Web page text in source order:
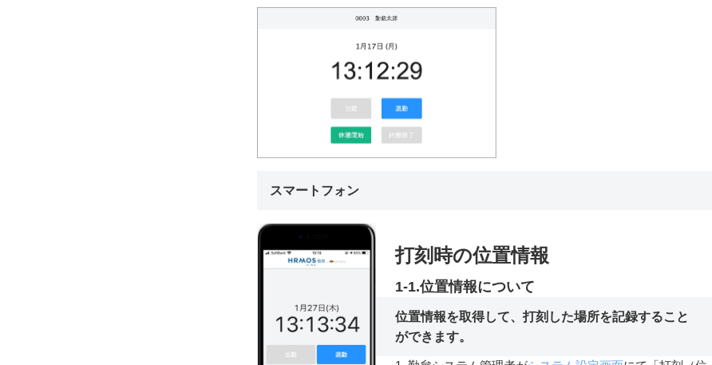
スマートフォン
打刻時の位置情報
1-1.位置情報について
位置情報を取得して、打刻した場所を記録すること
ができます。